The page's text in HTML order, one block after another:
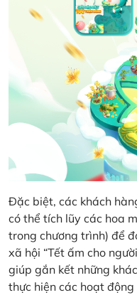
Đặc biệt, các khách
có thể tích lũy các hoa
trong chương trình) để
xã hội “Tết ấm cho
giúp gắn kết những
thực hiện các hoạt